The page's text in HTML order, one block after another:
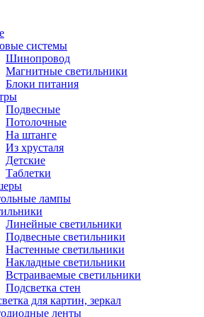
системы
Шинопровод
Магнитные светильники
Блоки питания
Подвесные
Потолочные
На штанге
Из хрусталя
Детские
Таблетки
лампы
Линейные светильники
Подвесные светильники
Настенные светильники
Накладные светильники
Встраиваемые светильники
Подсветка стен
для картин, зеркал
ленты